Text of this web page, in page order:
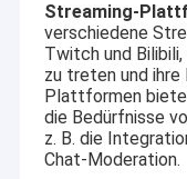
Streaming-
verschiedene
Twitch und
zu treten und ihre
Plattformen
die Bedürfnisse
z. B. die
Chat-Moderation.